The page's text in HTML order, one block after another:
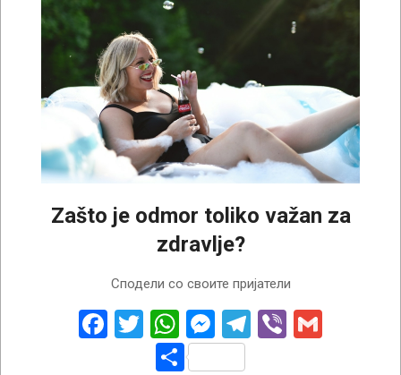
Zašto je odmor toliko važan za
zdravlje?
Сподели со своите пријатели
Facebook
Twitter
WhatsApp
Messenger
Telegram
Viber
Share